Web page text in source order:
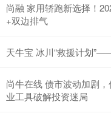
尚融 家用轿跑新选择！
+双边排气
天牛宝 冰川“救援计划
尚牛在线 债市波动加剧
业工具破解投资迷局